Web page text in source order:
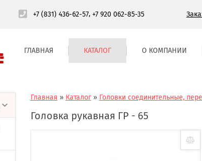
+7 (831) 436-62-57, +7 920 062-85-35
ГЛАВНАЯ КАТАЛОГ О КОМПАНИИ
Главная » Каталог» Головки соединительные,
Головка рукавная ГР - 65